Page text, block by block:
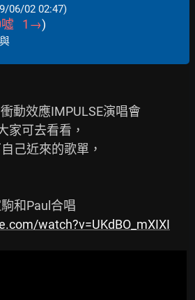
06/02 02:47)
噓 1 →)
動效應IMPULSE演唱會
家可去看看，
己近來的歌單，
watch?v=UKdBO_mXIXI